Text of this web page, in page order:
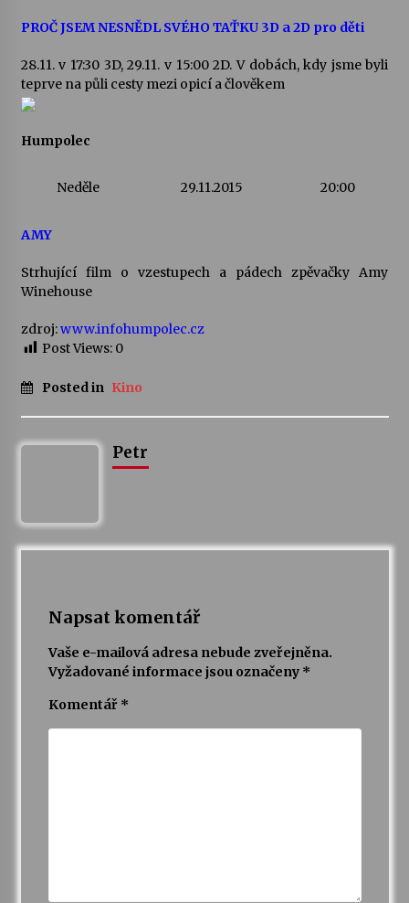
PROČ JSEM NESNĚDL SVÉHO TAŤKU 3D a 2D pro děti
28.11. v 17:30 3D, 29.11. v 15:00 2D. V dobách, kdy jsme byli
teprve na půli cesty mezi opicí a člověkem
Humpolec
Neděle 29.11.2015 20:00
AMY
Strhující film o vzestupech a pádech zpěvačky Amy
Winehouse
zdroj:www.infohumpolec.cz
Post Views: 0
Posted in Kino
Petr
Napsat komentář
Vaše e-mailová adresa nebude zveřejněna.
Vyžadované informace jsou označeny *
Komentář *